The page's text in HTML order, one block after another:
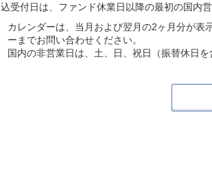
込受付日は、ファンド休業日以降の最初の国内
カレンダーは、当月および翌月の2ヶ月分が表
ーまでお問い合わせください。
国内の非営業日は、土、日、祝日（振替休日